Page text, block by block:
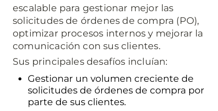
escalable para gestionar mejor las
solicitudes de órdenes de compra (PO),
optimizar procesos internos y mejorar la
comunicación con sus clientes.
Sus principales desafíos incluían:
Gestionar un volumen creciente de
solicitudes de órdenes de compra por
parte de sus clientes.